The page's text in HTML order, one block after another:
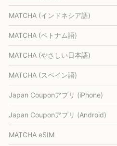
MATCHA (インドネシア語)
MATCHA (ベトナム語)
MATCHA (やさしい日本語)
MATCHA (スペイン語)
Japan Couponアプリ (iPhone)
Japan Couponアプリ (Android)
MATCHA eSIM